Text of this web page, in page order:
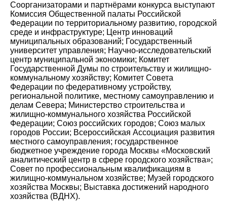
Соорганизаторами и партнёрами конкурса выступают
Комиссия Общественной палаты Российской
Федерации по территориальному развитию, городской
среде и инфраструктуре; Центр инноваций
муниципальных образований; Государственный
университет управления; Научно-исследовательский
центр муниципальной экономики; Комитет
Государственной Думы по строительству и жилищно-
коммунальному хозяйству; Комитет Совета
Федерации по федеративному устройству,
региональной политике, местному самоуправлению и
делам Севера; Министерство строительства и
жилищно-коммунального хозяйства Российской
Федерации; Союз российских городов; Союз малых
городов России; Всероссийская Ассоциация развития
местного самоуправления; государственное
бюджетное учреждение города Москвы «Московский
аналитический центр в сфере городского хозяйства»;
Совет по профессиональным квалификациям в
жилищно-коммунальном хозяйстве; Музей городского
хозяйства Москвы; Выставка достижений народного
хозяйства (ВДНХ).